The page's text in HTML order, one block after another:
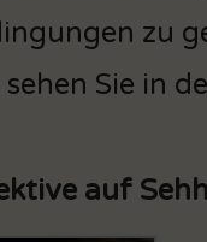
zu
Sie in
auf